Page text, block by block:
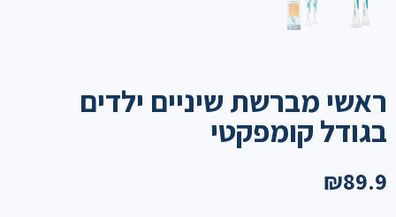
ראשי מברשת שיניים ילדים
בגודל קומפקטי
₪89.9